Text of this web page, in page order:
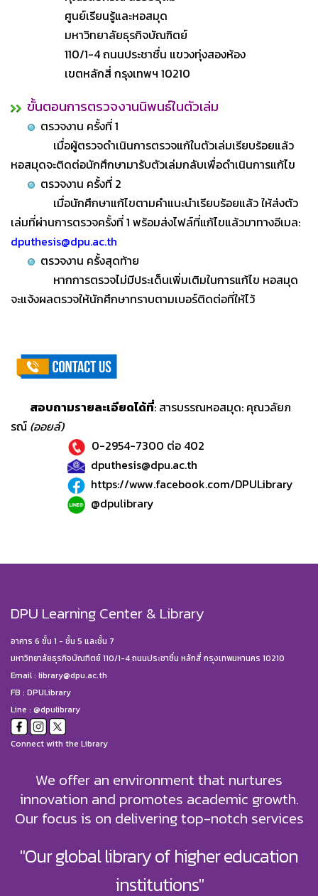
ศูนย์เรียนรู้และหอสมุด
มหาวิทยาลัยธุรกิจบัณฑิตย์
110/1-4 ถนนประชาชื่น แขวงทุ่งสองห้อง
เขตหลักสี่ กรุงเทพฯ 10210
ขั้นตอนการตรวจงานนิพนธ์ในตัวเล่ม
ตรวจงาน ครั้งที่ 1
เมื่อผู้ตรวจดำเนินการตรวจแก้ในตัวเล่มเรียบร้อยแล้ว
หอสมุดจะติดต่อนักศึกษามารับตัวเล่มกลับเพื่อดำเนินการแก้ไข
ตรวจงาน ครั้งที่ 2
เมื่อนักศึกษาแก้ไขตามคำแนะนำเรียบร้อยแล้ว ให้ส่งตัว
เล่มที่ผ่านการตรวจครั้งที่ 1 พร้อมส่งไฟล์ที่แก้ไขแล้วมาทางอีเมล:
dputhesis@dpu.ac.th
ตรวจงาน ครั้งสุดท้าย
หากการตรวจไม่มีประเด็นเพิ่มเติมในการแก้ไข หอสมุด
จะแจ้งผลตรวจให้นักศึกษาทราบตามเบอร์ติดต่อที่ให้ไว้
สอบถามรายละเอียดได้ที่: สารบรรณหอสมุด: คุณวลัยภ
รณ์ (ออยล์)
0-2954-7300 ต่อ 402
dputhesis@dpu.ac.th
https://www.facebook.com/DPULibrary
@dpulibrary
DPU Learning Center & Library
อาคาร 6 ชั้น 1 - ชั้น 5 และชั้น 7
มหาวิทยาลัยธุรกิจบัณฑิตย์ 110/1-4 ถนนประชาชื่น หลักสี่ กรุงเทพมหานคร 10210
Email : library@dpu.ac.th
FB : DPULibrary
Line : @dpulibrary
Connect with the Library
We offer an environment that nurtures
innovation and promotes academic growth.
Our focus is on delivering top-notch services
"Our global library of higher education
institutions"